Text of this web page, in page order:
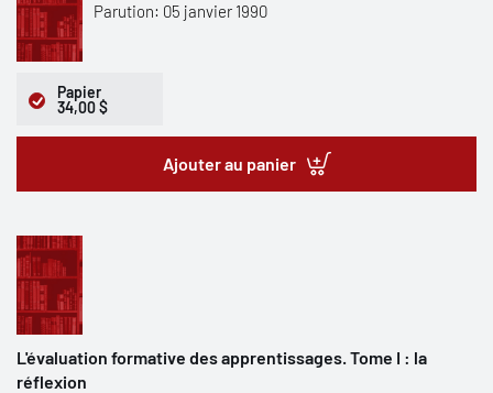
Parution: 05 janvier 1990
Papier
34,00 $
Ajouter au panier
L'évaluation formative des apprentissages. Tome I : la
réflexion